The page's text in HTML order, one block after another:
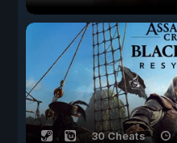
30 Cheats